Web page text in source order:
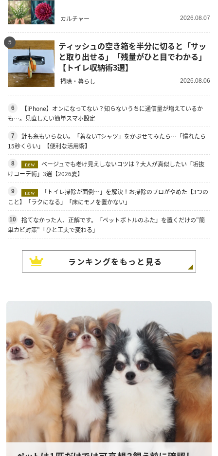
カルチャー 2026.08.07
5
ティッシュの空き箱を半分に切ると「サッ
と取り出せる」「残量がひと目でわかる」
【トイレ収納術3選】
掃除・暮らし 2026.08.06
6
【iPhone】オンになってない？知らないうちに通信量が増えているか
も…。見直したい簡単スマホ設定
7
針も糸もいらない。「着ないTシャツ」をかぶせてみたら…「慣れたら
15秒くらい」【便利な活用術】
8 new
ベージュでも老け見えしないコツは？大人が真似したい「垢抜
けコーデ術」3選【2026夏】
9 new
「トイレ掃除が面倒…」を解決！お掃除のプロがやめた【3つの
こと】「ラクになる」「床にモノを置かない」
10
捨てなかった人、正解です。「ペットボトルのふた」を置くだけの"簡
単カビ対策"「ひと工夫で変わる」
ランキングをもっと見る